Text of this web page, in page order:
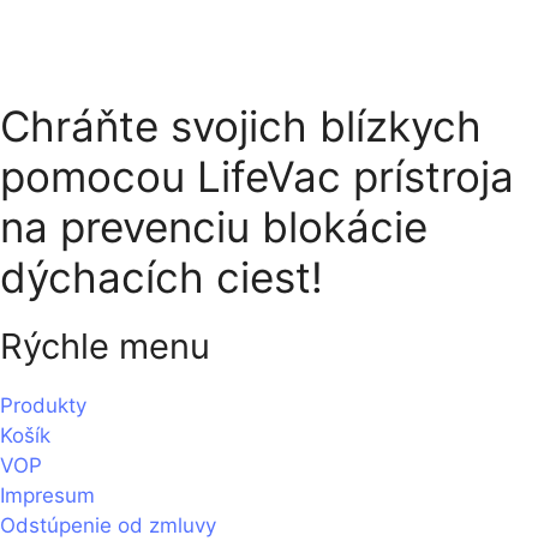
Chráňte svojich blízkych
pomocou LifeVac prístroja
na prevenciu blokácie
dýchacích ciest!
Rýchle menu
Produkty
Košík
VOP
Impresum
Odstúpenie od zmluvy